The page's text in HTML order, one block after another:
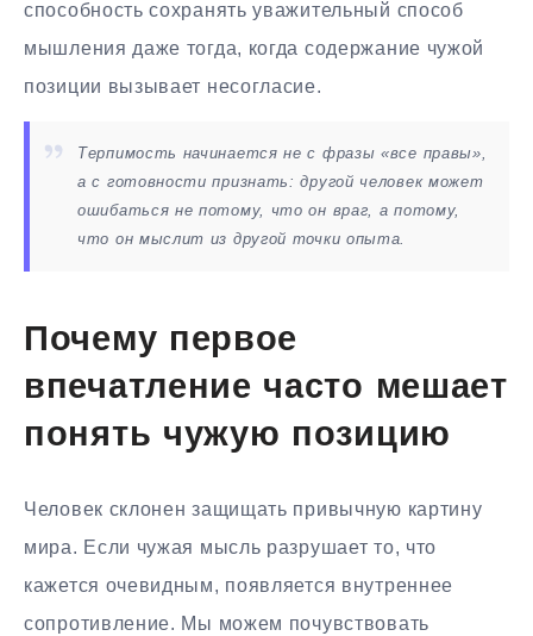
способность сохранять уважительный способ
мышления даже тогда, когда содержание чужой
позиции вызывает несогласие.
Терпимость начинается не с фразы «все правы»,
а с готовности признать: другой человек может
ошибаться не потому, что он враг, а потому,
что он мыслит из другой точки опыта.
Почему первое
впечатление часто мешает
понять чужую позицию
Человек склонен защищать привычную картину
мира. Если чужая мысль разрушает то, что
кажется очевидным, появляется внутреннее
сопротивление. Мы можем почувствовать